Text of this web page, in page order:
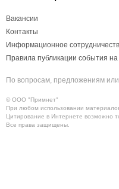
Вакансии
Контакты
Информационное
Правила публикации события
По вопросам, предложениям
© ООО "Примнет"
При любом использовании
Цитирование в Интернете возможно
Все права защищены.